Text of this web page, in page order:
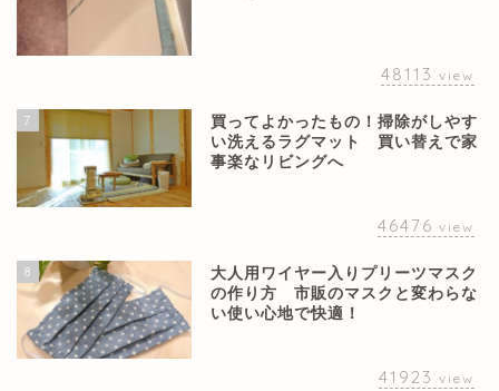
48113 view
7
買ってよかったもの！掃除がしやす
い洗えるラグマット 買い替えで家
事楽なリビングへ
46476 view
8
大人用ワイヤー入りプリーツマスク
の作り方 市販のマスクと変わらな
い使い心地で快適！
41923 view